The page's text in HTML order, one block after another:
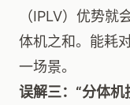
（IPLV）优势
体机之和。能耗
一场景。
误解三：“分体机